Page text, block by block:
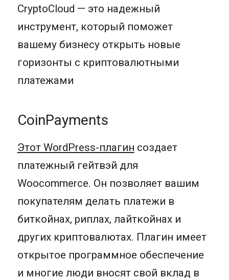
CryptoCloud — это надежный
инструмент, который поможет
вашему бизнесу открыть новые
горизонты с криптовалютными
платежами
CoinPayments
Этот WordPress-плагин создает
платежный гейтвэй для
Woocommerce. Он позволяет вашим
покупателям делать платежи в
биткойнах, риплах, лайткойнах и
других криптовалютах. Плагин имеет
открытое программное обеспечение
и многие люди вносят свой вклад в